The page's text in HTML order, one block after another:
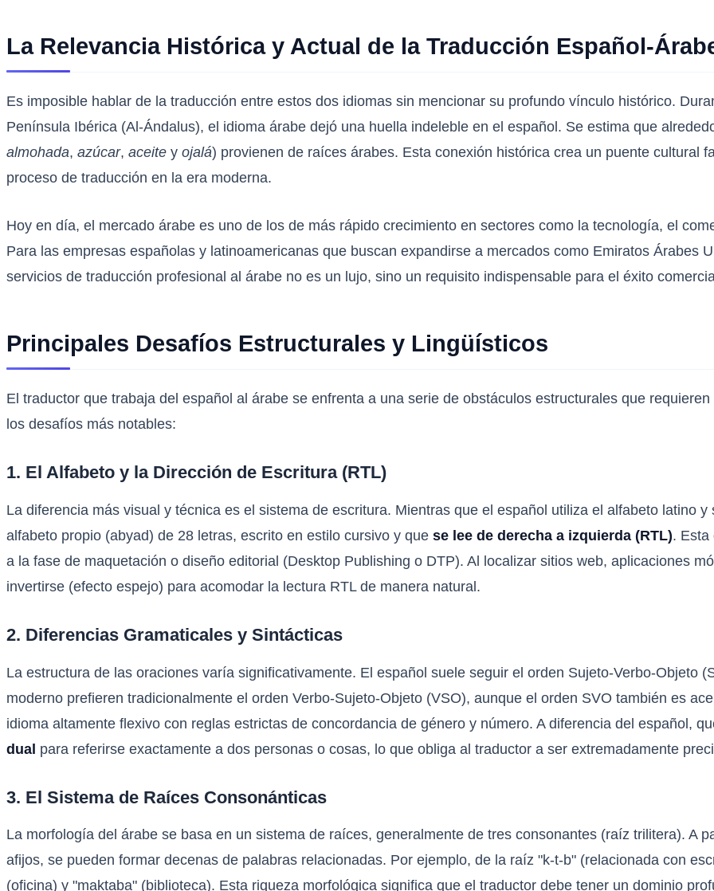
La Relevancia Histórica y Actual de la Traducción Español-
Es imposible hablar de la traducción entre estos dos idiomas sin mencionar su profundo vínculo histórico.
Península Ibérica (Al-Ándalus), el idioma árabe dejó una huella indeleble en el español. Se estima que
almohada, azúcar, aceite y ojalá) provienen de raíces árabes. Esta conexión histórica crea un puente cultural
proceso de traducción en la era moderna.
Hoy en día, el mercado árabe es uno de los de más rápido crecimiento en sectores como la tecnología, el
Para las empresas españolas y latinoamericanas que buscan expandirse a mercados como Emiratos Árabes
servicios de traducción profesional al árabe no es un lujo, sino un requisito indispensable para el éxito
Principales Desafíos Estructurales y Lingüísticos
El traductor que trabaja del español al árabe se enfrenta a una serie de obstáculos estructurales que
los desafíos más notables:
1. El Alfabeto y la Dirección de Escritura (RTL)
La diferencia más visual y técnica es el sistema de escritura. Mientras que el español utiliza el alfabeto latino
alfabeto propio (abyad) de 28 letras, escrito en estilo cursivo y que se lee de derecha a izquierda (RTL). Esta
a la fase de maquetación o diseño editorial (Desktop Publishing o DTP). Al localizar sitios web, aplicaciones
invertirse (efecto espejo) para acomodar la lectura RTL de manera natural.
2. Diferencias Gramaticales y Sintácticas
La estructura de las oraciones varía significativamente. El español suele seguir el orden Sujeto-Verbo-Objeto
moderno prefieren tradicionalmente el orden Verbo-Sujeto-Objeto (VSO), aunque el orden SVO también es
idioma altamente flexivo con reglas estrictas de concordancia de género y número. A diferencia del español,
dual para referirse exactamente a dos personas o cosas, lo que obliga al traductor a ser extremadamente
3. El Sistema de Raíces Consonánticas
La morfología del árabe se basa en un sistema de raíces, generalmente de tres consonantes (raíz trilitera). A
afijos, se pueden formar decenas de palabras relacionadas. Por ejemplo, de la raíz "k-t-b" (relacionada con
(oficina) y "maktaba" (biblioteca). Esta riqueza morfológica significa que el traductor debe tener un dominio